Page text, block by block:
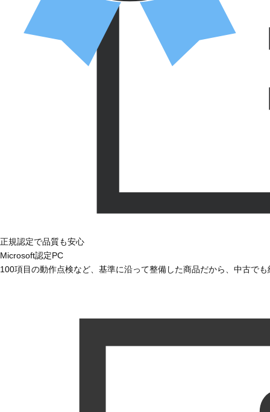
正規認定で品質も安心
Microsoft認定PC
100項目の動作点検など、基準に沿って整備した商品だから、中古で